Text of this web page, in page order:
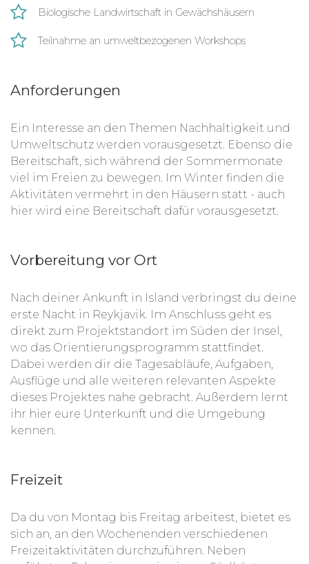
Biologische Landwirtschaft in Gewächshäusern
Teilnahme an umweltbezogenen Workshops
Anforderungen
Ein Interesse an den Themen Nachhaltigkeit und
Umweltschutz werden vorausgesetzt. Ebenso die
Bereitschaft, sich während der Sommermonate
viel im Freien zu bewegen. Im Winter finden die
Aktivitäten vermehrt in den Häusern statt - auch
hier wird eine Bereitschaft dafür vorausgesetzt.
Vorbereitung vor Ort
Nach deiner Ankunft in Island verbringst du deine
erste Nacht in Reykjavik. Im Anschluss geht es
direkt zum Projektstandort im Süden der Insel,
wo das Orientierungsprogramm stattfindet.
Dabei werden dir die Tagesabläufe, Aufgaben,
Ausflüge und alle weiteren relevanten Aspekte
dieses Projektes nahe gebracht. Außerdem lernt
ihr hier eure Unterkunft und die Umgebung
kennen.
Freizeit
Da du von Montag bis Freitag arbeitest, bietet es
sich an, an den Wochenenden verschiedenen
Freizeitaktivitäten durchzuführen. Neben